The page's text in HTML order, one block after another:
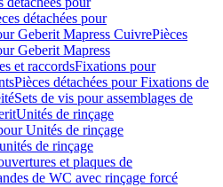
détachées pour
Geberit Mapress CuivrePièces
Geberit Mapress
et raccordsFixations pour
Pièces détachées pour Fixations de
Sets de vis pour assemblages de
Unités de rinçage
Unités de rinçage
de rinçage
et plaques de
de WC avec rinçage forcé